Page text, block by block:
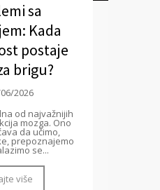
sa
Kada
postaje
brigu?
2026
od najvažnijih
mozga. Ono
da učimo,
prepoznajemo
se...
više